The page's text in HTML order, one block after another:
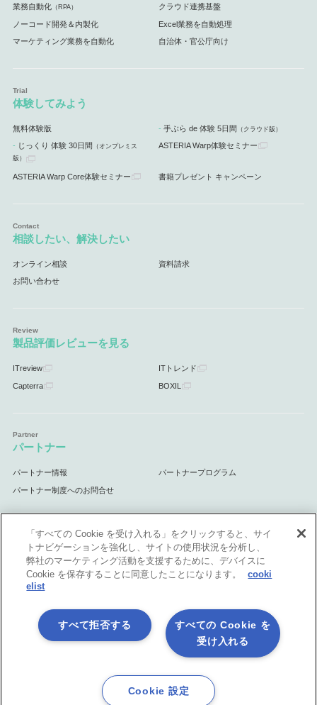
業務自動化（RPA） クラウド連携基盤
ノーコード開発＆内製化 Excel業務を自動処理
マーケティング業務を自動化 自治体・官公庁向け
体験してみよう
無料体験版 手ぶら de 体験 5日間 （クラウド版）
じっくり 体験 30日間 （オンプレミス
版）
ASTERIA Warp体験セミナー
ASTERIA Warp Core体験セミナー 書籍プレゼント キャンペーン
相談したい、解決したい
オンライン相談 資料請求
お問い合わせ
製品評価レビューを見る
ITreview ITトレンド
Capterra BOXIL
パートナー
パートナー情報 パートナープログラム
パートナー制度へのお問合せ
サポート
サポート情報
各社商標について
会社情報
「すべての Cookie を受け入れる」をクリックすると、サイ
トナビゲーションを強化し、サイトの使用状況を分析し、
弊社のマーケティング活動を支援するために、デバイスに
Cookie を保存することに同意したことになります。
cooki
elist
すべての Cookie を
受け入れる
すべて拒否する
Cookie 設定